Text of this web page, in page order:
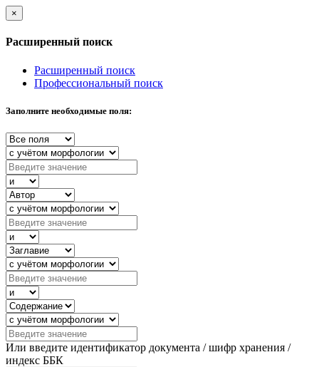
×
Расширенный поиск
Расширенный поиск
Профессиональный поиск
Заполните необходимые поля:
Или введите идентификатор документа / шифр хранения /
индекс ББК